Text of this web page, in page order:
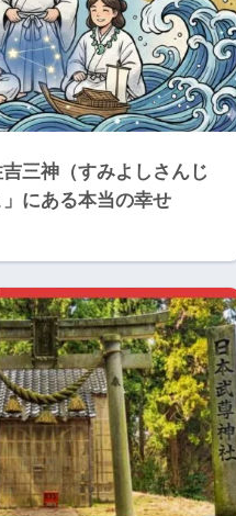
三神（すみよしさんじ
にある本当の幸せ